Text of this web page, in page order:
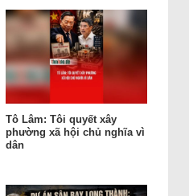
Tô Lâm: Tôi quyết xây
phường xã hội chủ nghĩa vì
dân